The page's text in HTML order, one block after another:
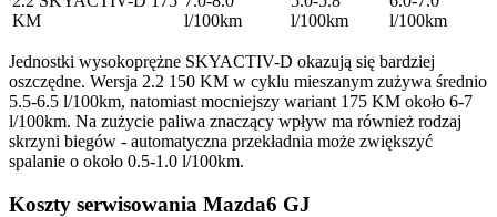
KM
l/100km
l/100km
l/100km
Jednostki wysokoprężne SKYACTIV-D okazują się bardziej
oszczędne. Wersja 2.2 150 KM w cyklu mieszanym zużywa średnio
5.5-6.5 l/100km, natomiast mocniejszy wariant 175 KM około 6-7
l/100km. Na zużycie paliwa znaczący wpływ ma również rodzaj
skrzyni biegów - automatyczna przekładnia może zwiększyć
spalanie o około 0.5-1.0 l/100km.
Koszty serwisowania Mazda6 GJ